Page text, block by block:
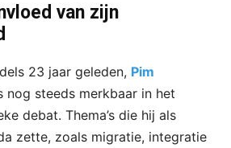
van zijn
23 jaar geleden, Pim
nog steeds merkbaar in het
debat. Thema’s die hij als
zette, zoals migratie, integratie